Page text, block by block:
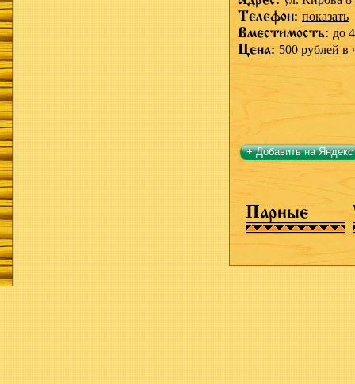
Телефон: показать
Вместимость: до
Цена: 500 рублей в
+ Добавить на Яндекс
Парные